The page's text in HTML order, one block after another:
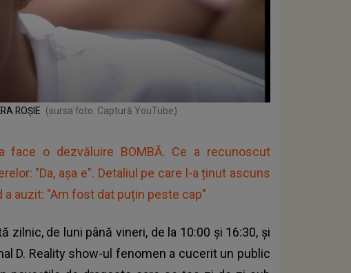
ROȘIE (sursa foto: Captură YouTube)
face o dezvăluire BOMBĂ. Ce a recunoscut
"Da, așa e". Detaliul pe care l-a ținut ascuns
auzit: "Am fost dat puțin peste cap"
zilnic, de luni până vineri, de la 10:00 și 16:30, și
D. Reality show-ul fenomen a cucerit un public